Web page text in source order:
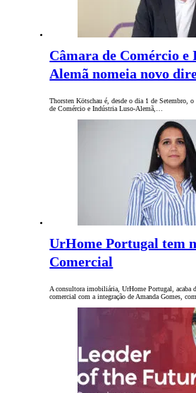
Câmara de Comércio
Alemã nomeia novo
Thorsten Kötschau é, desde o dia 1 de Setembro,
de Comércio e Indústria Luso-Alemã,…
UrHome Portugal tem
Comercial
A consultora imobiliária, UrHome Portugal, acaba
comercial com a integração de Amanda Gomes,